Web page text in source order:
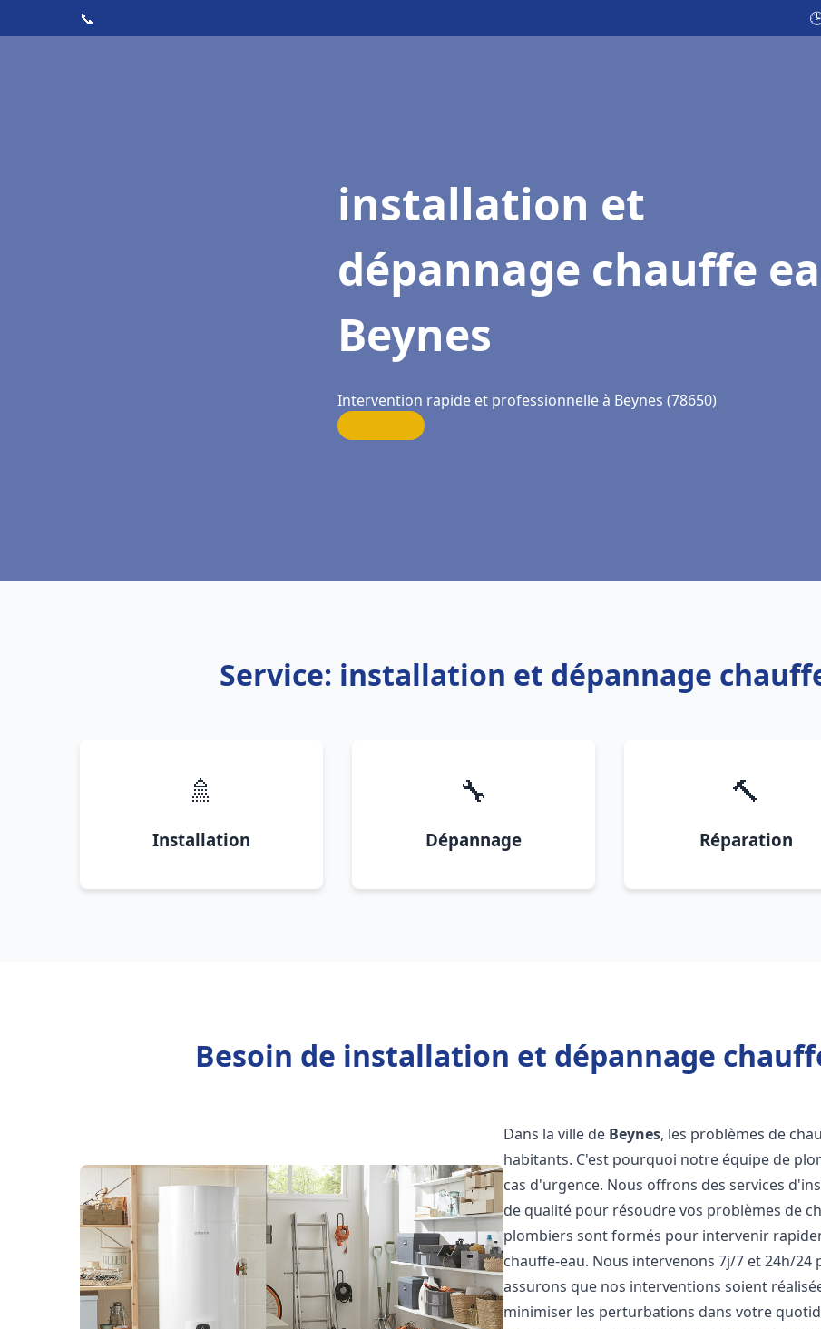
📞
installation et
dépannage chauffe
Beynes
Intervention rapide et professionnelle à Beynes (78650)
Service: installation et dépannage
🚿
Installation
🔧
Dépannage
🔨
Réparation
Besoin de installation et dépannage
Dans la ville de Beynes, les problèmes de
habitants. C'est pourquoi notre équipe de
cas d'urgence. Nous offrons des services
de qualité pour résoudre vos problèmes de
plombiers sont formés pour intervenir
chauffe-eau. Nous intervenons 7j/7 et 24h/
assurons que nos interventions soient
minimiser les perturbations dans votre